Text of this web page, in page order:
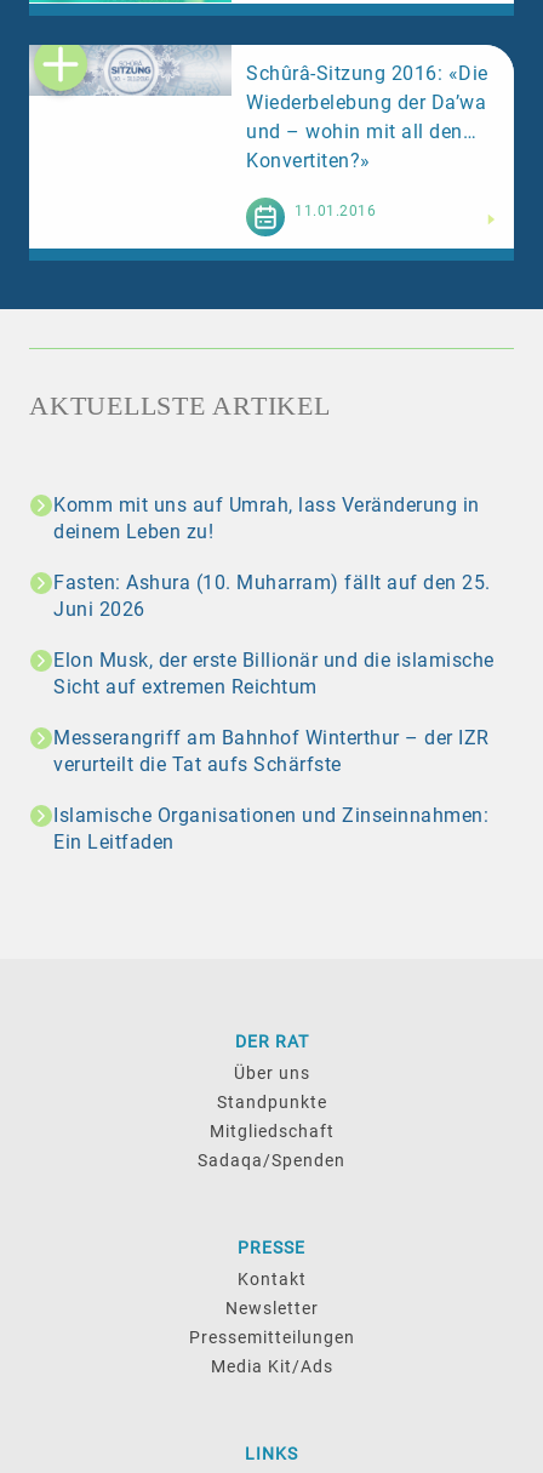
Schûrâ-Sitzung 2016: «Die
Wiederbelebung der Da’wa
und – wohin mit all den
Konvertiten?»
11.01.2016
AKTUELLSTE ARTIKEL
Komm mit uns auf Umrah, lass Veränderung in
deinem Leben zu!
Fasten: Ashura (10. Muharram) fällt auf den 25.
Juni 2026
Elon Musk, der erste Billionär und die islamische
Sicht auf extremen Reichtum
Messerangriff am Bahnhof Winterthur – der IZR
verurteilt die Tat aufs Schärfste
Islamische Organisationen und Zinseinnahmen:
Ein Leitfaden
DER RAT
Über uns
Standpunkte
Mitgliedschaft
Sadaqa/Spenden
PRESSE
Kontakt
Newsletter
Pressemitteilungen
Media Kit/Ads
LINKS